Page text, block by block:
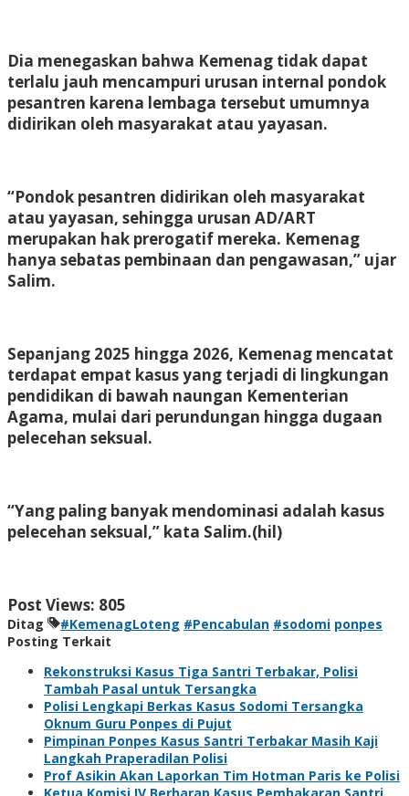
Dia menegaskan bahwa Kemenag tidak dapat
terlalu jauh mencampuri urusan internal pondok
pesantren karena lembaga tersebut umumnya
didirikan oleh masyarakat atau yayasan.
“Pondok pesantren didirikan oleh masyarakat
atau yayasan, sehingga urusan AD/ART
merupakan hak prerogatif mereka. Kemenag
hanya sebatas pembinaan dan pengawasan,” ujar
Salim.
Sepanjang 2025 hingga 2026, Kemenag mencatat
terdapat empat kasus yang terjadi di lingkungan
pendidikan di bawah naungan Kementerian
Agama, mulai dari perundungan hingga dugaan
pelecehan seksual.
“Yang paling banyak mendominasi adalah kasus
pelecehan seksual,” kata Salim.(hil)
Post Views: 805
Ditag #KemenagLoteng #Pencabulan #sodomi ponpes
Posting Terkait
Rekonstruksi Kasus Tiga Santri Terbakar, Polisi
Tambah Pasal untuk Tersangka
Polisi Lengkapi Berkas Kasus Sodomi Tersangka
Oknum Guru Ponpes di Pujut
Pimpinan Ponpes Kasus Santri Terbakar Masih Kaji
Langkah Praperadilan Polisi
Prof Asikin Akan Laporkan Tim Hotman Paris ke Polisi